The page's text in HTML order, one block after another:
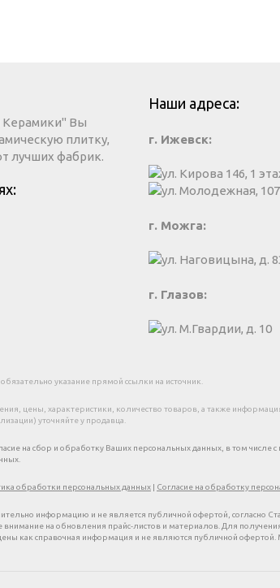
Керамики" Вы
плитку,
лучших фабрик.
Наши адреса:
г. Ижевск:
ул. Кирова 146, 1
ул. Молодежная,
г. Можга:
ул. Наговицына, д.
г. Глазов:
ул. М.Гвардии, д. 10
указание прямой ссылки на источник.
цены, характеристики, количество товаров, а также
уточняйте у продавца.
на сбор и обработку Ваших персональных данных, в том
обработки персональных данных | Согласие на обработку
информацию и не является публичной офертой, согласно
внимание на обновления прайс-листов и материалов. Для
как справочная информация и не являются публичной